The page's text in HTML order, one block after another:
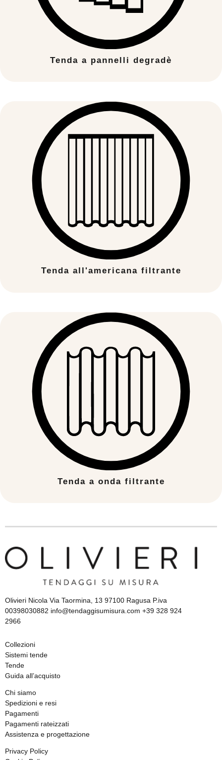
Tenda a pannelli degradè
Tenda all'americana filtrante
Tenda a onda filtrante
Olivieri Nicola Via Taormina, 13 97100 Ragusa P.iva
00398030882 info@tendaggisumisura.com +39 328 924
2966
Collezioni
Sistemi tende
Tende
Guida all’acquisto
Chi siamo
Spedizioni e resi
Pagamenti
Pagamenti rateizzati
Assistenza e progettazione
Privacy Policy